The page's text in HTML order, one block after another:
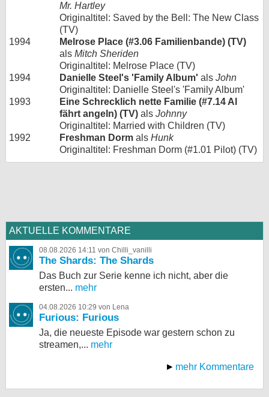
Mr. Hartley
Originaltitel: Saved by the Bell: The New Class
(TV)
1994
Melrose Place (#3.06 Familienbande) (TV)
als Mitch Sheriden
Originaltitel: Melrose Place (TV)
1994
Danielle Steel's 'Family Album' als John
Originaltitel: Danielle Steel's 'Family Album'
1993
Eine Schrecklich nette Familie (#7.14 Al
fährt angeln) (TV) als Johnny
Originaltitel: Married with Children (TV)
1992
Freshman Dorm als Hunk
Originaltitel: Freshman Dorm (#1.01 Pilot) (TV)
AKTUELLE KOMMENTARE
08.08.2026 14:11 von Chilli_vanilli
The Shards: The Shards
Das Buch zur Serie kenne ich nicht, aber die
ersten... mehr
04.08.2026 10:29 von Lena
Furious: Furious
Ja, die neueste Episode war gestern schon zu
streamen,... mehr
mehr Kommentare